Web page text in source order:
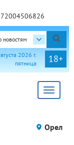
новостям
18+
2026 г.
пятница
Toggle
Орел